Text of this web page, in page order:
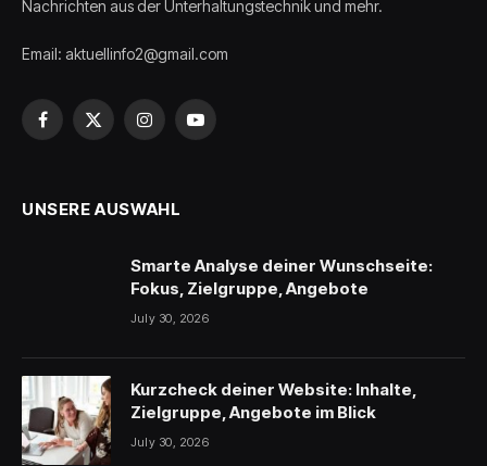
Nachrichten aus der Unterhaltungstechnik und mehr.
Email: aktuellinfo2@gmail.com
Facebook
X
InstagramYouTube
UNSERE AUSWAHL
Smarte Analyse deiner Wunschseite:
Fokus, Zielgruppe, Angebote
July 30, 2026
Kurzcheck deiner Website: Inhalte,
Zielgruppe, Angebote im Blick
July 30, 2026